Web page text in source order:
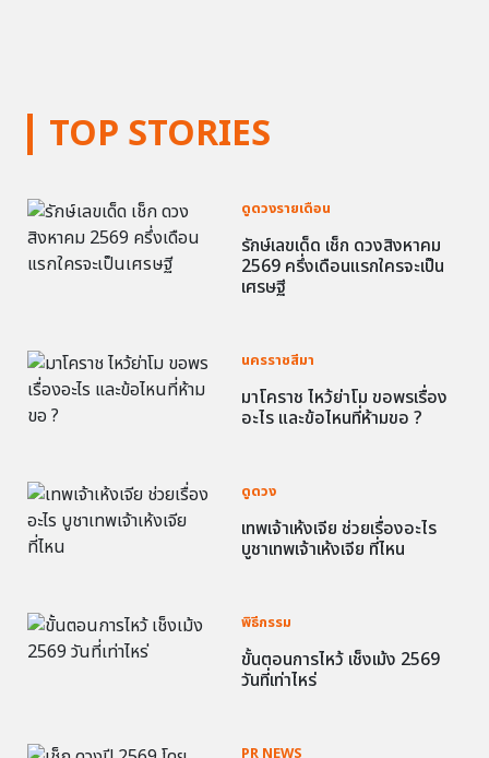
TOP STORIES
ดูดวงรายเดือน
รักษ์เลขเด็ด เช็ก ดวงสิงหาคม
2569 ครึ่งเดือนแรกใครจะเป็น
เศรษฐี
นครราชสีมา
มาโคราช ไหว้ย่าโม ขอพรเรื่อง
อะไร และข้อไหนที่ห้ามขอ ?
ดูดวง
เทพเจ้าเห้งเจีย ช่วยเรื่องอะไร
บูชาเทพเจ้าเห้งเจีย ที่ไหน
พิธีกรรม
ขั้นตอนการไหว้ เช็งเม้ง 2569
วันที่เท่าไหร่
PR NEWS